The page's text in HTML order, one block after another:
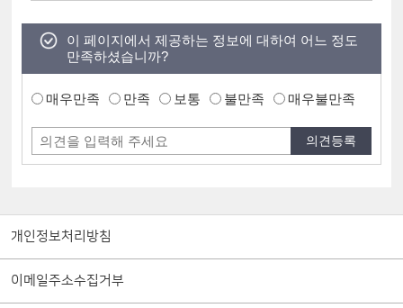
이 페이지에서 제공하는 정보에 대하여 어느 정도
만족하셨습니까?
매우만족 만족 보통 불만족 매우불만족
개인정보처리방침
이메일주소수집거부